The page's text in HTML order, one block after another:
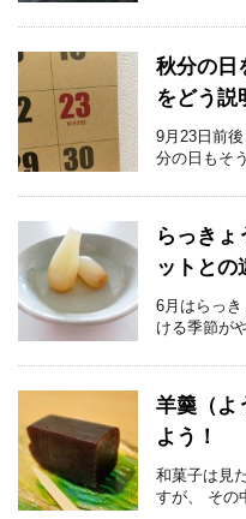
秋分の日
をどう説
9月23日前
分の日もそ
らっきょ
ットとの
6月はらっ
ける季節が
羊羹（よ
よう！
和菓子は見
すが、 その